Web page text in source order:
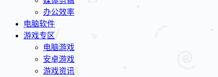
办公效率
电脑软件
游戏专区
电脑游戏
安卓游戏
游戏资讯